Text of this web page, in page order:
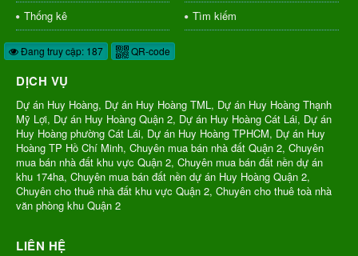
Thống kê
Tìm kiếm
Đang truy cập: 187 QR-code
DỊCH VỤ
Dự án Huy Hoàng, Dự án Huy Hoàng TML, Dự án Huy Hoàng Thạnh
Mỹ Lợi, Dự án Huy Hoàng Quận 2, Dự án Huy Hoàng Cát Lái, Dự án
Huy Hoàng phường Cát Lái, Dự án Huy Hoàng TPHCM, Dự án Huy
Hoàng TP Hồ Chí Minh, Chuyên mua bán nhà đất Quận 2, Chuyên
mua bán nhà đất khu vực Quận 2, Chuyên mua bán đất nền dự án
khu 174ha, Chuyên mua bán đất nền dự án Huy Hoàng Quận 2,
Chuyên cho thuê nhà đất khu vực Quận 2, Chuyên cho thuê toà nhà
văn phòng khu Quận 2
LIÊN HỆ